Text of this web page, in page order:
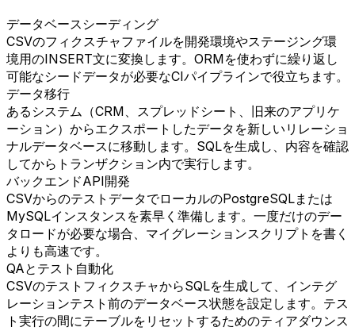
データベースシーディング
CSVのフィクスチャファイルを開発環境やステージング環
境用のINSERT文に変換します。ORMを使わずに繰り返し
可能なシードデータが必要なCIパイプラインで役立ちます。
データ移行
あるシステム（CRM、スプレッドシート、旧来のアプリケ
ーション）からエクスポートしたデータを新しいリレーショ
ナルデータベースに移動します。SQLを生成し、内容を確認
してからトランザクション内で実行します。
バックエンドAPI開発
CSVからのテストデータでローカルのPostgreSQLまたは
MySQLインスタンスを素早く準備します。一度だけのデー
タロードが必要な場合、マイグレーションスクリプトを書く
よりも高速です。
QAとテスト自動化
CSVのテストフィクスチャからSQLを生成して、インテグ
レーションテスト前のデータベース状態を設定します。テス
ト実行の間にテーブルをリセットするためのティアダウンス